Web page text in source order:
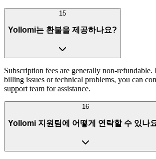
15
Yollomi는 환불을 제공하나요?
Subscription fees are generally non-
billing issues or technical problems, you can
support team for assistance.
16
Yollomi 지원팀에 어떻게 연락할 수 있나